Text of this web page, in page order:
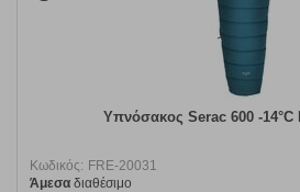
Υπνόσακος Serac 600 -
Κωδικός: FRE-20031
Άμεσα διαθέσιμο